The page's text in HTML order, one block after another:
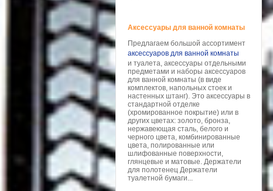
Аксессуары для ванной комнаты
Предлагаем большой ассортимент
аксессуаров для ванной комнаты
и туалета, аксессуары отдельными
предметами и наборы аксессуаров
для ванной комнаты (в виде
комплектов, напольных стоек и
настенных штанг). Это аксессуары в
стандартной отделке
(хромированное покрытие) или в
других цветах: золото, бронза,
нержавеющая сталь, белого и
черного цвета, комбинированные
цвета, полированные или
шлифованные поверхности,
глянцевые и матовые. Держатели
для полотенец Держатели
туалетной бумаги...